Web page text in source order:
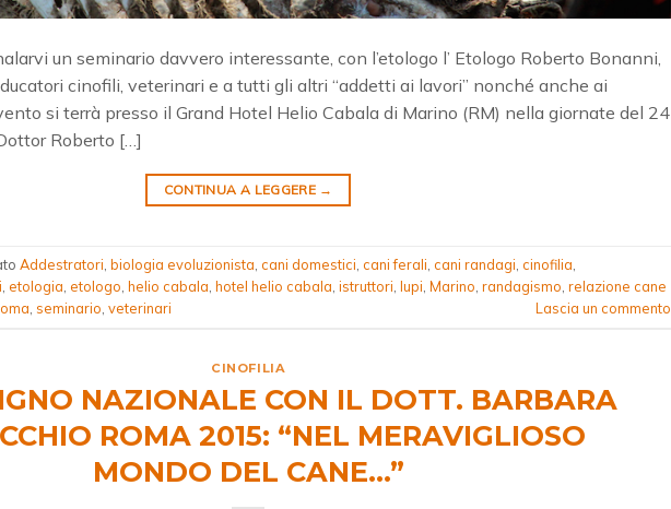
un seminario davvero interessante, con l’etologo l’ Etologo Roberto Bonanni,
cinofili, veterinari e a tutti gli altri “addetti ai lavori” nonché anche ai
si terrà presso il Grand Hotel Helio Cabala di Marino (RM) nella giornate del 24
Roberto […]
CONTINUA A LEGGERE →
Addestratori, biologia evoluzionista, cani domestici, cani ferali, cani randagi, cinofilia,
, etologia, etologo, helio cabala, hotel helio cabala, istruttori, lupi, Marino, randagismo, relazione cane
, seminario, veterinari Lascia un commento
CINOFILIA
NAZIONALE CON IL DOTT. BARBARA
ROMA 2015: “NEL MERAVIGLIOSO
MONDO DEL CANE…”